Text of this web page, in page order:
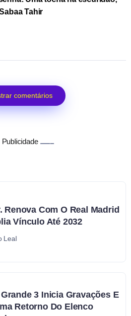
Tahir
comentários
Publicidade
Renova Com O Real Madrid
Vínculo Até 2032
Leal
3 Inicia Gravações E
Retorno Do Elenco